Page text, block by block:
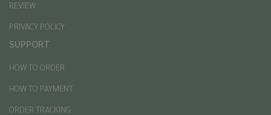
REVIEW
PRIVACY POLICY
SUPPORT
HOW TO ORDER
HOW TO PAYMENT
ORDER TRACKING